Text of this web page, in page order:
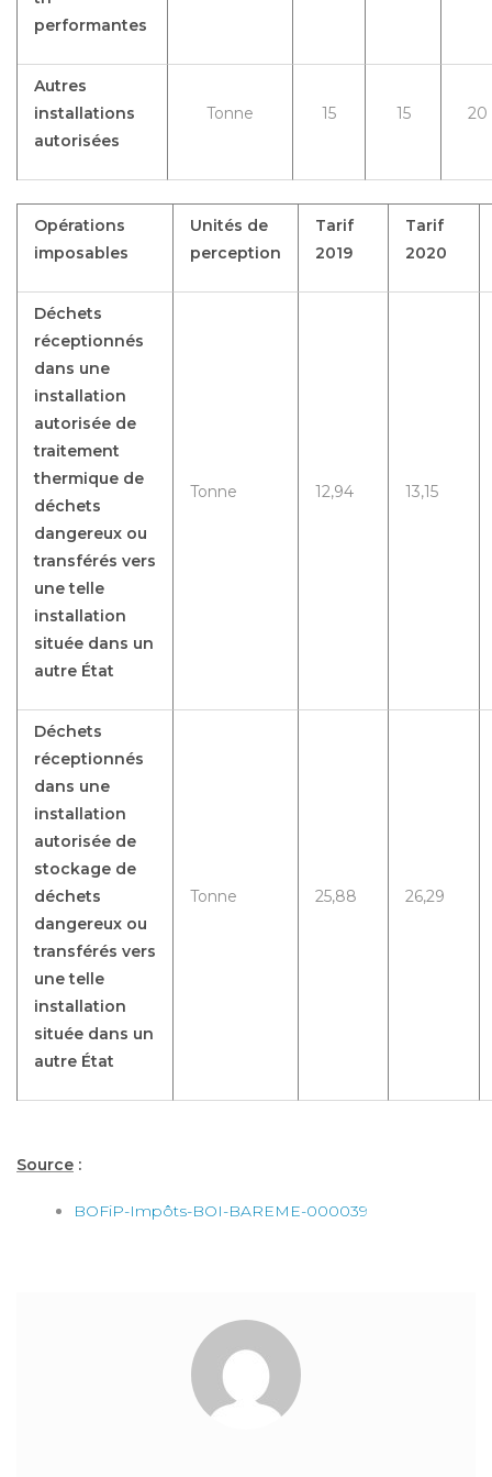
performantes
Autres
installations
autorisées
Tonne 15 15 20
Opérations
imposables
Unités de
perception
Tarif
2019
Tarif
2020
Déchets
réceptionnés
dans une
installation
autorisée de
traitement
thermique de
déchets
dangereux ou
transférés vers
une telle
installation
située dans un
autre État
Tonne 12,94 13,15
Déchets
réceptionnés
dans une
installation
autorisée de
stockage de
déchets
dangereux ou
transférés vers
une telle
installation
située dans un
autre État
Tonne 25,88 26,29
Source :
BOFiP-Impôts-BOI-BAREME-000039